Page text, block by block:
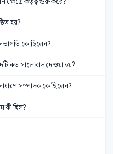
হয়?
কে ছিলেন?
কত সালে বাদ দেওয়া হয়?
সম্পাদক কে ছিলেন?
কী ছিল?